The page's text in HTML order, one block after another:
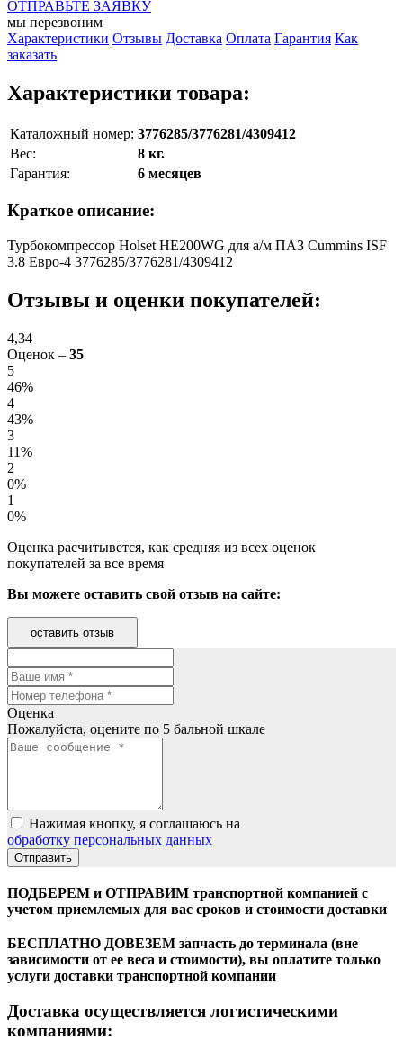
ОТПРАВЬТЕ ЗАЯВКУ
мы перезвоним
Характеристики Отзывы Доставка Оплата Гарантия Как
заказать
Характеристики товара:
Каталожный номер: 3776285/3776281/4309412
Вес:
8 кг.
Гарантия:
6 месяцев
Краткое описание:
Турбокомпрессор Holset HE200WG для а/м ПАЗ Cummins ISF
3.8 Евро-4 3776285/3776281/4309412
Отзывы и оценки покупателей:
4,34
Оценок – 35
5
46%
4
43%
3
11%
2
0%
1
0%
Оценка расчитывется, как средняя из всех оценок
покупателей за все время
Вы можете оставить свой отзыв на сайте:
оставить отзыв
Оценка
Пожалуйста, оцените по 5 бальной шкале
Нажимая кнопку, я соглашаюсь на
обработку персональных данных
ПОДБЕРЕМ и ОТПРАВИМ транспортной компанией с
учетом приемлемых для вас сроков и стоимости доставки
БЕСПЛАТНО ДОВЕЗЕМ запчасть до терминала (вне
зависимости от ее веса и стоимости), вы оплатите только
услуги доставки транспортной компании
Доставка осуществляется логистическими
компаниями: